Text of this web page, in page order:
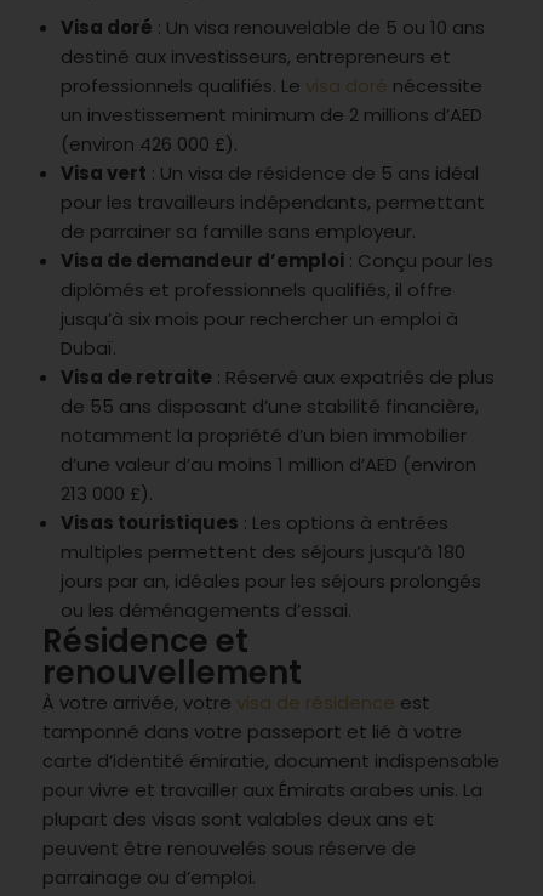
Visa doré : Un visa renouvelable de 5 ou 10 ans
destiné aux investisseurs, entrepreneurs et
professionnels qualifiés. Le visa doré nécessite
un investissement minimum de 2 millions d’AED
(environ 426 000 £).
Visa vert : Un visa de résidence de 5 ans idéal
pour les travailleurs indépendants, permettant
de parrainer sa famille sans employeur.
Visa de demandeur d’emploi : Conçu pour les
diplômés et professionnels qualifiés, il offre
jusqu’à six mois pour rechercher un emploi à
Dubaï.
Visa de retraite : Réservé aux expatriés de plus
de 55 ans disposant d’une stabilité financière,
notamment la propriété d’un bien immobilier
d’une valeur d’au moins 1 million d’AED (environ
213 000 £).
Visas touristiques : Les options à entrées
multiples permettent des séjours jusqu’à 180
jours par an, idéales pour les séjours prolongés
ou les déménagements d’essai.
Résidence et
renouvellement
À votre arrivée, votre visa de résidence est
tamponné dans votre passeport et lié à votre
carte d’identité émiratie, document indispensable
pour vivre et travailler aux Émirats arabes unis. La
plupart des visas sont valables deux ans et
peuvent être renouvelés sous réserve de
parrainage ou d’emploi.